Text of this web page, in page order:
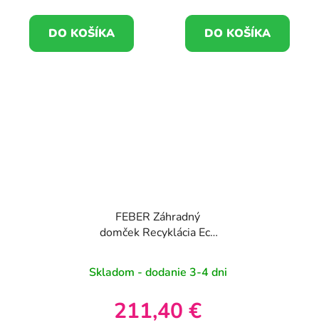
DO KOŠÍKA DO KOŠÍKA
FEBER Záhradný
domček Recyklácia Eco
Skladom - dodanie 3-4 dni
211,40 €